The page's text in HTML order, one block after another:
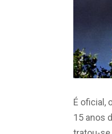
É oficial,
15 anos